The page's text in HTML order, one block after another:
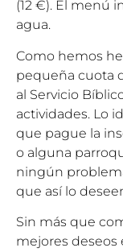
(12 €). El menú
agua.
Como hemos
pequeña cuota
al Servicio
actividades. Lo
que pague la
o alguna
ningún
que así lo
Sin más que
mejores deseos